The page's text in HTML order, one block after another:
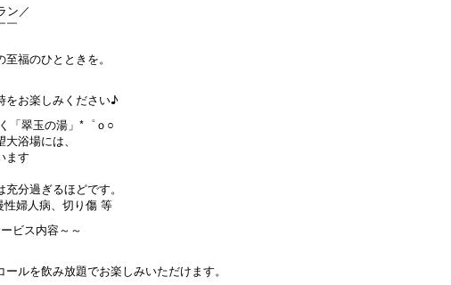
ン／
￣
福のひとときを。
をお楽しみください♪
「翠玉の湯」*゜ｏ○
浴場には、
ます
分過ぎるほどです。
婦人病、切り傷 等
ビス内容～～
ルを飲み放題でお楽しみいただけます。